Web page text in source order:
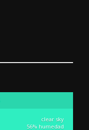
clear sky
56% humedad